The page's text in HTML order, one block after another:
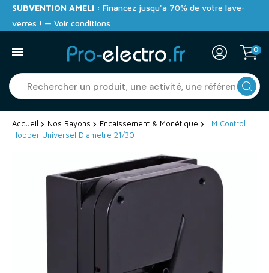
SUBVENTION AMELI : Financez jusqu'à 70% de votre lave-
verres ! — Voir conditions
0
Accueil Nos Rayons Encaissement & Monétique
LM Control
Hopper Universel Diametre 21/30